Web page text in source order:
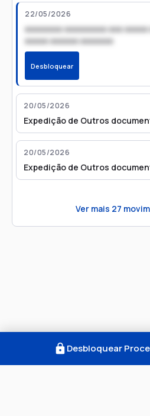
22/05/2026
xxxxxxxx xxxxxxxxx xxx
xxxxx xxxxxx xxxxxxx
Desbloquear
20/05/2026
Expedição de Outros
20/05/2026
Expedição de Outros
Ver mais 27
Desbloquear